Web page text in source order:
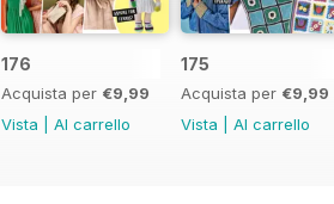
176
Acquista per €9,99
Vista
Al carrello
175
Acquista per €9,99
Vista
Al carrello